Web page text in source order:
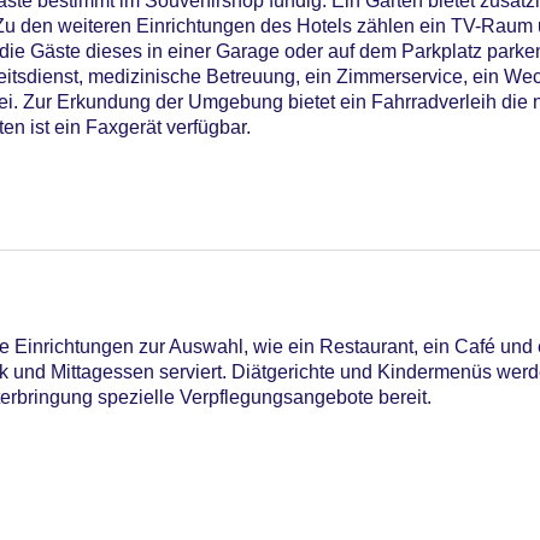
den weiteren Einrichtungen des Hotels zählen ein TV-Raum
Gäste dieses in einer Garage oder auf dem Parkplatz
medizinische Betreuung, ein Zimmerservice, ein
Zur Erkundung der Umgebung bietet ein Fahrradverleih die
ist ein Faxgerät verfügbar.
Club, EC Maestro, Mastercard, Visa
Einrichtungen zur Auswahl, wie ein Restaurant, ein Café und
und Mittagessen serviert. Diätgerichte und Kindermenüs
spezielle Verpflegungsangebote bereit.